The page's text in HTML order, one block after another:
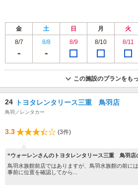
金 土 日 月 火
8/7
8/8 8/9 8/10 8/11
この施設のプランをも
24 トヨタレンタリース三重 鳥羽店
鳥羽／レンタカー
3.3 (3件)
“ウォーレンさんのトヨタレンタリース三重 鳥羽店
鳥羽水族館前店ではありますが、鳥羽水族館の前に
事前に位置を確認してから...